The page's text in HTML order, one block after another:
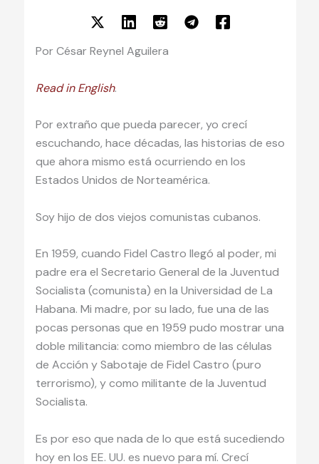
Por César Reynel Aguilera
Read in English.
Por extraño que pueda parecer, yo crecí
escuchando, hace décadas, las historias de eso
que ahora mismo está ocurriendo en los
Estados Unidos de Norteamérica.
Soy hijo de dos viejos comunistas cubanos.
En 1959, cuando Fidel Castro llegó al poder, mi
padre era el Secretario General de la Juventud
Socialista (comunista) en la Universidad de La
Habana. Mi madre, por su lado, fue una de las
pocas personas que en 1959 pudo mostrar una
doble militancia: como miembro de las células
de Acción y Sabotaje de Fidel Castro (puro
terrorismo), y como militante de la Juventud
Socialista.
Es por eso que nada de lo que está sucediendo
hoy en los EE. UU. es nuevo para mí. Crecí